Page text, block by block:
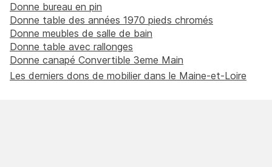
Donne bureau en pin
Donne table des années 1970 pieds chromés
Donne meubles de salle de bain
Donne table avec rallonges
Donne canapé Convertible 3eme Main
Les derniers dons de mobilier dans le Maine-et-Loire